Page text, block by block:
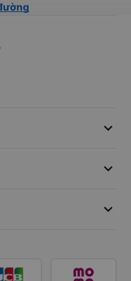
keyboard_arrow_down
keyboard_arrow_down
keyboard_arrow_down